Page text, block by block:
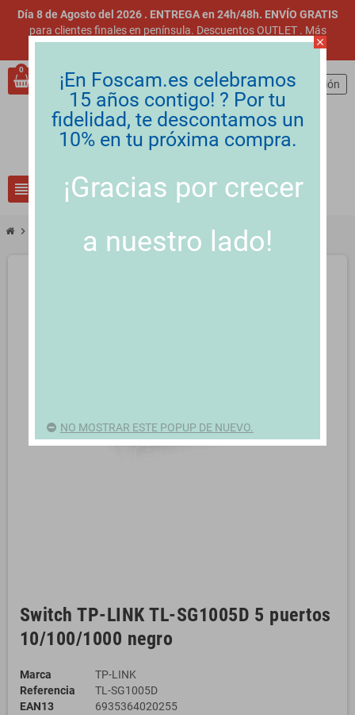
Día 8 de Agosto del 2026 . ENTREGA en 24h/48h. ENVÍO GRATIS
para clientes finales en península. Descuentos OUTLET . Más
información.
0
view_headline search
personIniciar sesión
chevron_right Switch TP-LINK TL-SG1005D 5 puertos 10/100/1000 negro
Switch TP-LINK TL-SG1005D 5 puertos
10/100/1000 negro
Marca
TP-LINK
Referencia
TL-SG1005D
EAN13
6935364020255
close
¡En Foscam.es celebramos
15 años contigo! ? Por tu
fidelidad, te descontamos un
10% en tu próxima compra.
¡Gracias por crecer
a nuestro lado!
NO MOSTRAR ESTE POPUP DE NUEVO.